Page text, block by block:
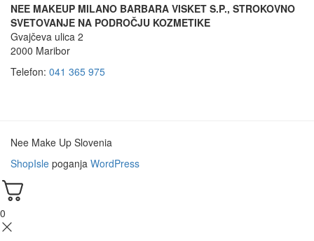
NEE MAKEUP MILANO BARBARA VISKET S.P., STROKOVNO
SVETOVANJE NA PODROČJU KOZMETIKE
Gvajčeva ulica 2
2000 Maribor
Telefon: 041 365 975
Nee Make Up Slovenia
ShopIsle poganja WordPress
0